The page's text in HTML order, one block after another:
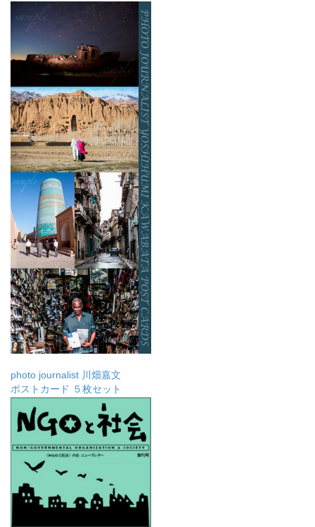
photo journalist 川畑嘉文
ポストカード ５枚セット